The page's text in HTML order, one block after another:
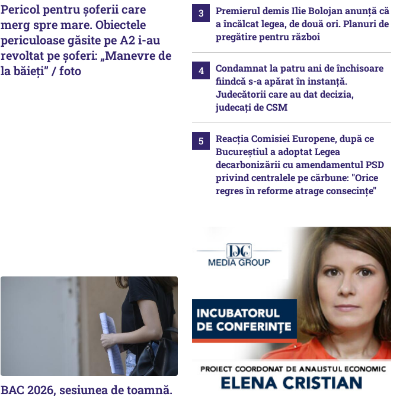
Pericol pentru șoferii care
merg spre mare. Obiectele
periculoase găsite pe A2 i-au
revoltat pe șoferi: „Manevre de
la băieți” / foto
BAC 2026, sesiunea de toamnă.
Premierul demis Ilie Bolojan anunță că
a încălcat legea, de două ori. Planuri de
pregătire pentru război
Condamnat la patru ani de închisoare
fiindcă s-a apărat în instanță.
Judecătorii care au dat decizia,
judecați de CSM
Reacția Comisiei Europene, după ce
Bucureștiul a adoptat Legea
decarbonizării cu amendamentul PSD
privind centralele pe cărbune: "Orice
regres în reforme atrage consecințe"